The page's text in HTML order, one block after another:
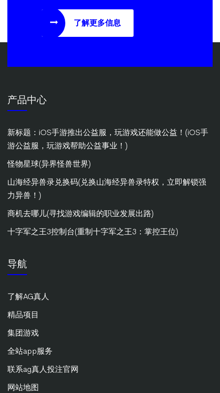
了解更多信息
产品中心
新标题：iOS手游推出公益服，玩游戏还能做公益！(iOS手
游公益服，玩游戏帮助公益事业！)
怪物星球(异界怪兽世界)
山海经异兽录兑换码(兑换山海经异兽录特权，立即解锁强
力异兽！)
商机去哪儿(寻找游戏编辑的职业发展出路)
十字军之王3控制台(重制十字军之王3：掌控王位)
导航
了解AG真人
精品项目
集团游戏
全站app服务
联系ag真人投注官网
网站地图